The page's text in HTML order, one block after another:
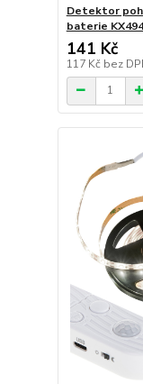
Detektor
baterie
141 Kč
117 Kč bez